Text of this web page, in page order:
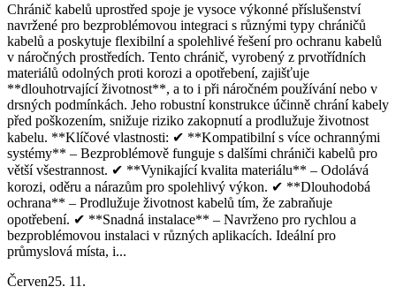
Chránič kabelů uprostřed spoje je vysoce výkonné příslušenství
navržené pro bezproblémovou integraci s různými typy chráničů
kabelů a poskytuje flexibilní a spolehlivé řešení pro ochranu kabelů
v náročných prostředích. Tento chránič, vyrobený z prvotřídních
materiálů odolných proti korozi a opotřebení, zajišťuje
**dlouhotrvající životnost**, a to i při náročném používání nebo v
drsných podmínkách. Jeho robustní konstrukce účinně chrání kabely
před poškozením, snižuje riziko zakopnutí a prodlužuje životnost
kabelu. **Klíčové vlastnosti: ✔ **Kompatibilní s více ochrannými
systémy** – Bezproblémově funguje s dalšími chrániči kabelů pro
větší všestrannost. ✔ **Vynikající kvalita materiálu** – Odolává
korozi, oděru a nárazům pro spolehlivý výkon. ✔ **Dlouhodobá
ochrana** – Prodlužuje životnost kabelů tím, že zabraňuje
opotřebení. ✔ **Snadná instalace** – Navrženo pro rychlou a
bezproblémovou instalaci v různých aplikacích. Ideální pro
průmyslová místa, i...
Červen25. 11.